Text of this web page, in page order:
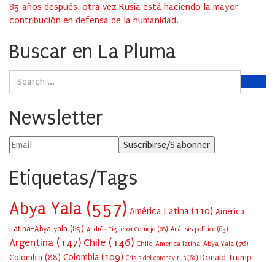
85 años después, otra vez Rusia está haciendo la mayor
contribución en defensa de la humanidad.
Buscar en La Pluma
Newsletter
Etiquetas/Tags
Abya Yala (557) América Latina (110) América
Latina-Abya yala (85) Andrés Figueroa Cornejo (68) Análisis político (65)
Argentina (147) Chile (146) Chile-America latina-Abya Yala (76)
Colombia (88) Colombia(109) Crisis del coronavirus (62) Donald Trump